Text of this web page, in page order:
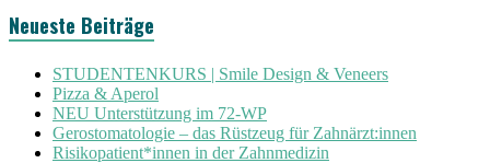
Neueste Beiträge
STUDENTENKURS | Smile Design & Veneers
Pizza & Aperol
NEU Unterstützung im 72-WP
Gerostomatologie – das Rüstzeug für Zahnärzt:innen
Risikopatient*innen in der Zahnmedizin